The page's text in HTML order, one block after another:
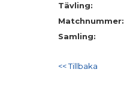
Tävling:
Matchnummer:
Samling:
<< Tillbaka